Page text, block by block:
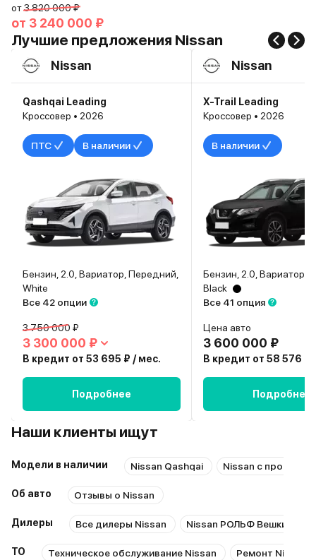
от3 820 000 ₽
от 3 240 000 ₽
Лучшие предложения Nissan
Nissan
Qashqai Leading
Кроссовер • 2026
ПТС В наличии
Бензин, 2.0, Вариатор, Передний,
White
Все 42 опции
3 750 000 ₽
3 300 000 ₽
В кредит от 53 695 ₽ / мес.
Подробнее
Nissan
X-Trail Leading
Кроссовер • 2026
В наличии
Бензин, 2.0, Вариатор,
Black
Все 41 опция
Цена авто
3 600 000 ₽
В кредит от 58 576 ₽
Подробнее
Наши клиенты ищут
Модели в наличии Nissan Qashqai Nissan с пробегом
Об авто Отзывы о Nissan
Дилеры Все дилеры Nissan Nissan РОЛЬФ Вешки
ТО Техническое обслуживание Nissan Ремонт Nissan